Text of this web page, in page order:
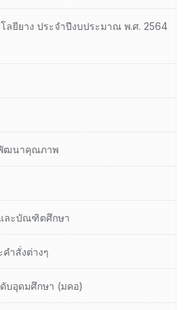
ลยียาง ประจำปีงบประมาณ พ.ศ. 2564
พัฒนาคุณภาพ
ละบัณฑิตศึกษา
ำสั่งต่างๆ
บอุดมศึกษา (มคอ)